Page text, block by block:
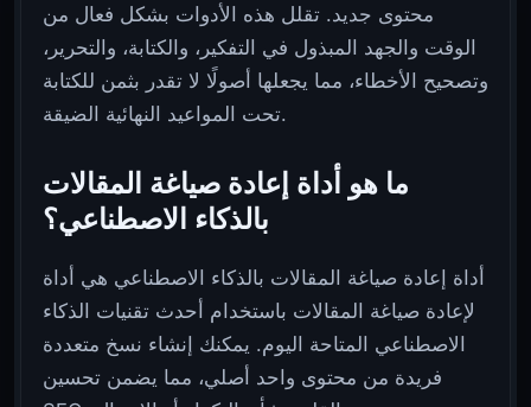
محتوى جديد. تقلل هذه الأدوات بشكل فعال من
الوقت والجهد المبذول في التفكير، والكتابة، والتحرير،
وتصحيح الأخطاء، مما يجعلها أصولًا لا تقدر بثمن للكتابة
تحت المواعيد النهائية الضيقة.
ما هو أداة إعادة صياغة المقالات
بالذكاء الاصطناعي؟
أداة إعادة صياغة المقالات بالذكاء الاصطناعي هي أداة
لإعادة صياغة المقالات باستخدام أحدث تقنيات الذكاء
الاصطناعي المتاحة اليوم. يمكنك إنشاء نسخ متعددة
فريدة من محتوى واحد أصلي، مما يضمن تحسين